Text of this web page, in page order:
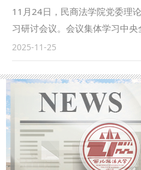
检察长葛晓燕，中国法学会副会
委政法委书记刘强，西北政法大
中国刑法学研究会会长、上海
贾宇主持开幕式。 本次年会共
构研究”“新时期社会治理与刑事
法保护研究”“涉外刑事法治问题
究”五个平行论坛，并聚焦“高
障”主题开设研究生论坛。 “十四
化中心、延安文艺纪念馆，延安
青训班纪念馆，延安革命纪念馆
安办事处纪念馆的宣讲人依次登
景”的创新形式，带领师生穿越
的壮阔史诗。 情景讲述《历史
现西安事变等关键历史事件，
危亡时的担当；红色故事《国
这位异国医者不远万里奔赴中
义的事迹，诠释“毫不利己、专
《民间传说奏响胜利号角催生民
11月24日，民商法学院党委理
习研讨会议。会议集体学习中
传达学习11月19日校党委理论
神。学院班子成员、党委委员
参加，学院党委书记朱茂主持
记的重要指示，充分肯定党的
历史性成就，对建设更加完善
建设更高水平的社会主义法治
了全面依法治国的战略性、全
会主义法治建设的规律性认识，
2025-11-25